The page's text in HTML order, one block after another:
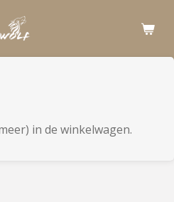
in de winkelwagen.